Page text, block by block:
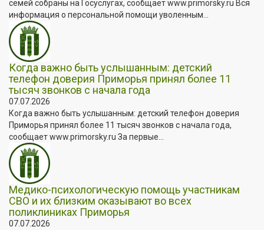
семей собраны на Госуслугах, сообщает www.primorsky.ru Вся
информация о персональной помощи уволенным...
Когда важно быть услышанным: детский
телефон доверия Приморья принял более 11
тысяч звонков с начала года
07.07.2026
Когда важно быть услышанным: детский телефон доверия
Приморья принял более 11 тысяч звонков с начала года,
сообщает www.primorsky.ru За первые...
Медико-психологическую помощь участникам
СВО и их близким оказывают во всех
поликлиниках Приморья
07.07.2026